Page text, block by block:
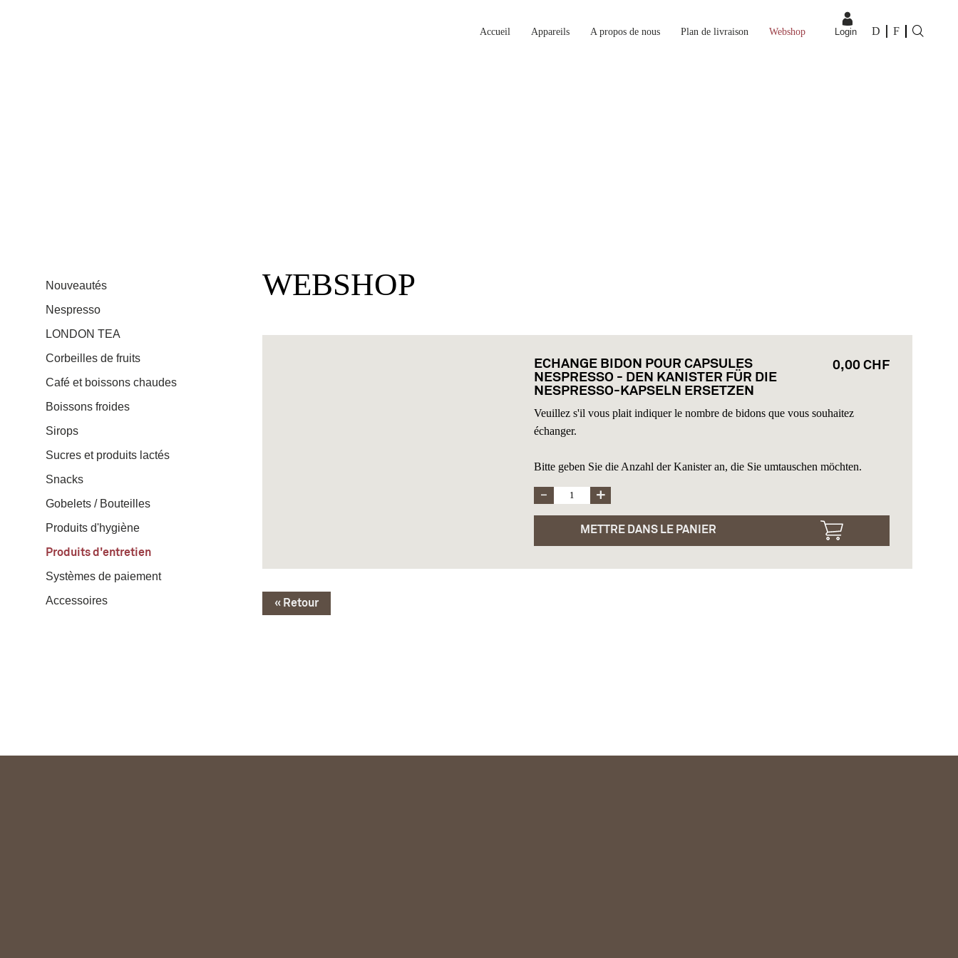
Accueil Appareils A propos de nous Plan de livraison Webshop Login D F
Nouveautés
Nespresso
LONDON TEA
Corbeilles de fruits
Café et boissons chaudes
Boissons froides
Sirops
Sucres et produits lactés
Snacks
Gobelets / Bouteilles
Produits d'hygiène
Produits d'entretien
Systèmes de paiement
Accessoires
WEBSHOP
ECHANGE BIDON POUR CAPSULES
NESPRESSO - DEN KANISTER FÜR DIE
NESPRESSO-KAPSELN ERSETZEN
0,00 CHF
Veuillez s'il vous plait indiquer le nombre de bidons que vous souhaitez
échanger.
Bitte geben Sie die Anzahl der Kanister an, die Sie umtauschen möchten.
METTRE DANS LE PANIER
« Retour